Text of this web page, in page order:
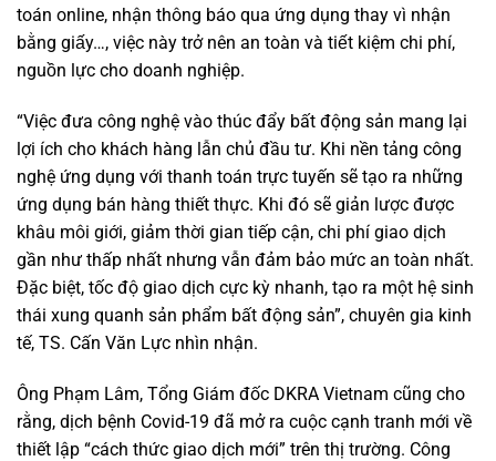
toán online, nhận thông báo qua ứng dụng thay vì nhận
bằng giấy…, việc này trở nên an toàn và tiết kiệm chi phí,
nguồn lực cho doanh nghiệp.
“Việc đưa công nghệ vào thúc đẩy bất động sản mang lại
lợi ích cho khách hàng lẫn chủ đầu tư. Khi nền tảng công
nghệ ứng dụng với thanh toán trực tuyến sẽ tạo ra những
ứng dụng bán hàng thiết thực. Khi đó sẽ giản lược được
khâu môi giới, giảm thời gian tiếp cận, chi phí giao dịch
gần như thấp nhất nhưng vẫn đảm bảo mức an toàn nhất.
Đặc biệt, tốc độ giao dịch cực kỳ nhanh, tạo ra một hệ sinh
thái xung quanh sản phẩm bất động sản”, chuyên gia kinh
tế, TS. Cấn Văn Lực nhìn nhận.
Ông Phạm Lâm, Tổng Giám đốc DKRA Vietnam cũng cho
rằng, dịch bệnh Covid-19 đã mở ra cuộc cạnh tranh mới về
thiết lập “cách thức giao dịch mới” trên thị trường. Công